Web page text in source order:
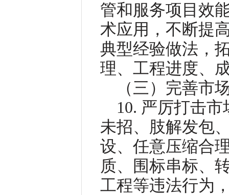
管和服务项目效
术应用，不断提
典型经验做法，
理、工程进度、
（三）完善市
10. 严厉打击
未招、肢解发包
设、任意压缩合
质、围标串标、
工程等违法行为